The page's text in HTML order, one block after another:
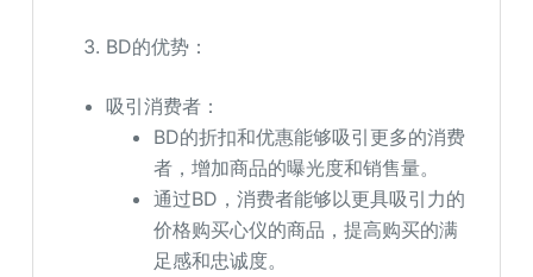
BD的优势：
吸引消费者：
BD的折扣和优惠能够吸引更多的消费
者，增加商品的曝光度和销售量。
通过BD，消费者能够以更具吸引力的
价格购买心仪的商品，提高购买的满
足感和忠诚度。